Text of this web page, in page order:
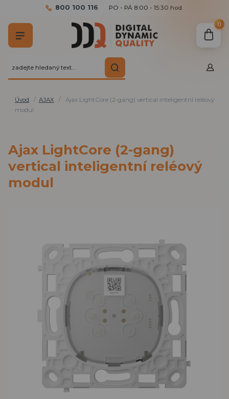
800 100 116 PO - PÁ 8:00 - 15:30 hod.
0
Úvod AJAX
Ajax LightCore (2-gang) vertical inteligentní reléový
modul
Ajax LightCore (2-gang)
vertical inteligentní reléový
modul